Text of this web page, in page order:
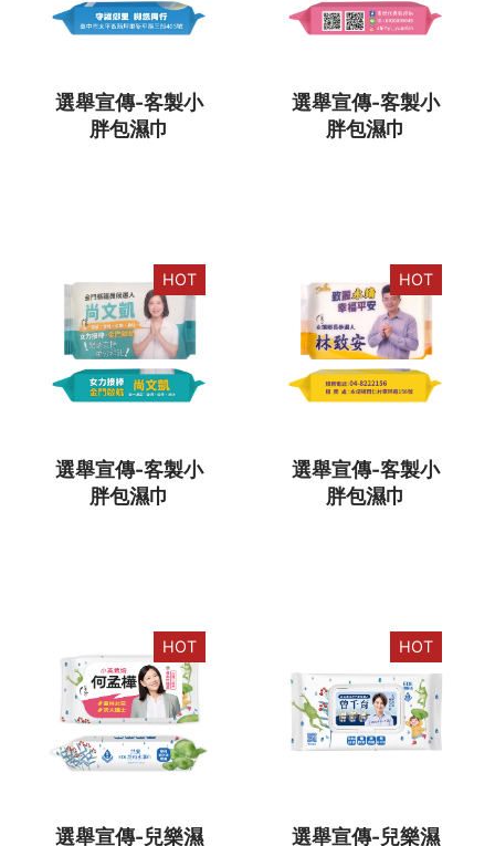
選舉宣傳-客製小
胖包濕巾
選舉宣傳-客製小
胖包濕巾
HOT
選舉宣傳-客製小
胖包濕巾
HOT
選舉宣傳-客製小
胖包濕巾
HOT
選舉宣傳-兒樂濕
HOT
選舉宣傳-兒樂濕